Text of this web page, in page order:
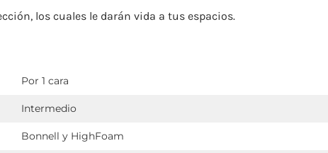
los cuales le darán vida a tus espacios.
Por 1 cara
Intermedio
Bonnell y HighFoam